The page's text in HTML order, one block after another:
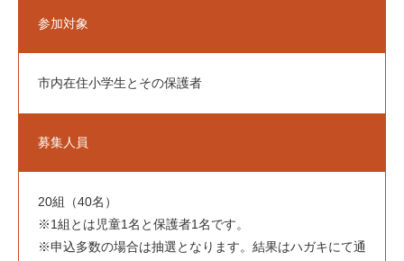
アクセス
参加対象
市内在住小学生とその保護者
募集人員
20組（40名）
※1組とは児童1名と保護者1名です。
※申込多数の場合は抽選となります。結果はハガキにて通